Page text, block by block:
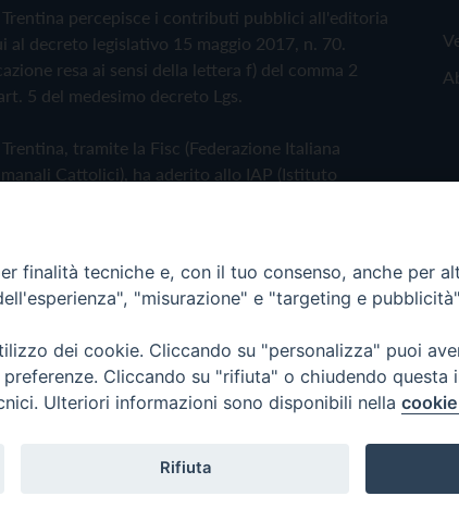
percepisce i contributi pubblici all'editoria
al decreto legislativo 15 maggio 2017, n. 70.
resa ai sensi della lettera f) del comma 2
5 del medesimo decreto Lgs.
tramite la Fisc (Federazione Italiana
Cattolici), ha aderito allo IAP (Istituto
Policy Cookie Policy
Editrice
finalità tecniche e, con il tuo consenso, anche per
"misurazione" e "targeting e
dei cookie. Cliccando su "personalizza" puoi
Cliccando su "rifiuta" o chiudendo questa
Ulteriori informazioni sono disponibili nella
Rifiuta